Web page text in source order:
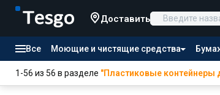
Доставить
Все Моющие и чистящие средства
Товары для отелей Канцтовары
1-56 из 56 в разделе "Пластиковые контейнеры